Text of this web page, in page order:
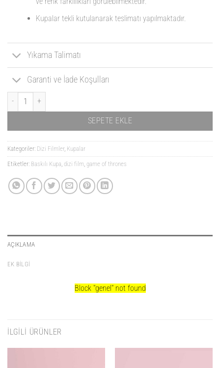
Kupalar tekli kutulanarak teslimatı yapılmaktadır.
Yıkama Talimatı
Garanti ve İade Koşulları
Kupa Bardak - Game of Thrones 02 adet
SEPETE EKLE
Kategoriler: Dizi Filmler, Kupalar
Etiketler: Baskılı Kupa dizi film game of thrones
AÇIKLAMA
EK BILGI
Block "genel"not found
İLGILI ÜRÜNLER